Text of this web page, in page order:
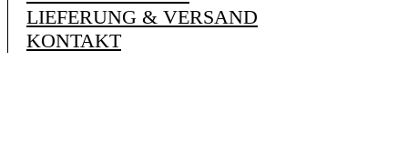
LIEFERUNG & VERSAND
KONTAKT